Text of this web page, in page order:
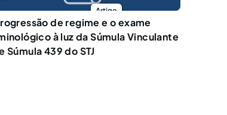
Artigo
de regime e o exame
à luz da Súmula Vinculante
Súmula 439 do STJ